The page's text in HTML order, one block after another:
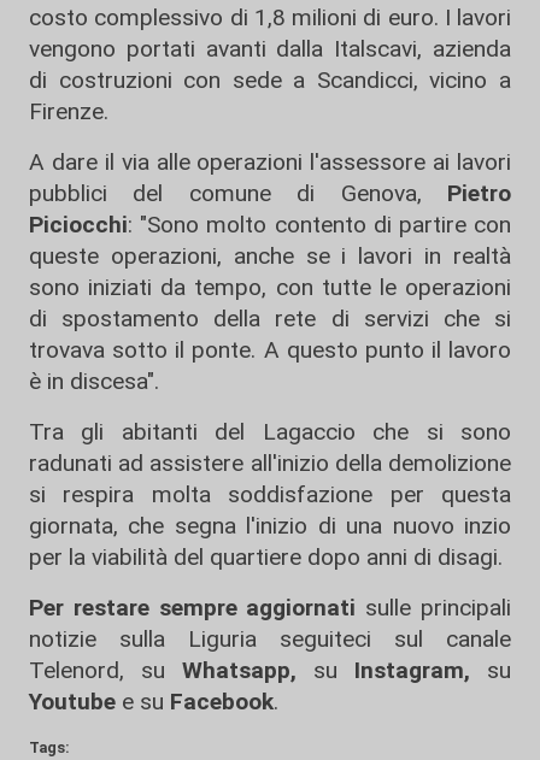
costo complessivo di 1,8 milioni di euro. I lavori
vengono portati avanti dalla Italscavi, azienda
di costruzioni con sede a Scandicci, vicino a
Firenze.
A dare il via alle operazioni l'assessore ai lavori
pubblici del comune di Genova, Pietro
Piciocchi: "Sono molto contento di partire con
queste operazioni, anche se i lavori in realtà
sono iniziati da tempo, con tutte le operazioni
di spostamento della rete di servizi che si
trovava sotto il ponte. A questo punto il lavoro
è in discesa".
Tra gli abitanti del Lagaccio che si sono
radunati ad assistere all'inizio della demolizione
si respira molta soddisfazione per questa
giornata, che segna l'inizio di una nuovo inzio
per la viabilità del quartiere dopo anni di disagi.
Per restare sempre aggiornati sulle principali
notizie sulla Liguria seguiteci sul canale
Telenord, su
Whatsapp, su Instagram, su
Youtube e su Facebook.
Tags: